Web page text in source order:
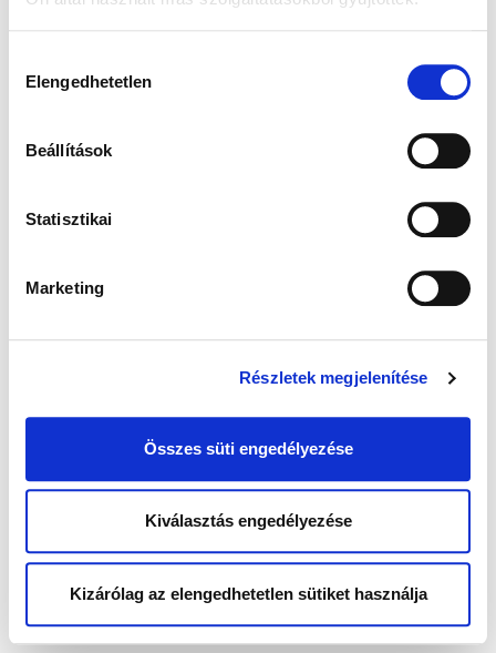
kiválasztása
Elengedhetetlen
Beállítások
Statisztikai
Marketing
Részletek megjelenítése
Összes süti engedélyezése
Kiválasztás engedélyezése
Kizárólag az elengedhetetlen sütiket használja